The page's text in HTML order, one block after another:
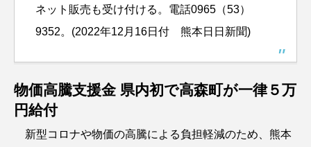
ネット販売も受け付ける。電話0965（53）
9352。(2022年12月16日付 熊本日日新聞)
物価高騰支援金 県内初で高森町が一律５万
円給付
新型コロナや物価の高騰による負担軽減のため、熊本